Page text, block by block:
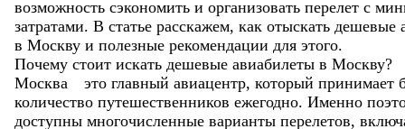
возможность сэкономить и организовать перелет с
затратами. В статье расскажем, как отыскать дешевые
в Москву и полезные рекомендации для этого.
Почему стоит искать дешевые авиабилеты в Москву?
Москва это главный авиацентр, который принимает
количество путешественников ежегодно. Именно
доступны многочисленные варианты перелетов,